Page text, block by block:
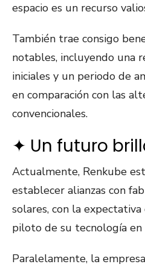
espacio es un recurso
También trae consigo
notables, incluyendo una
iniciales y un periodo de
en comparación con las
convencionales.
✦ Un futuro
Actualmente, Renkube
establecer alianzas con
solares, con la
piloto de su tecnología en
Paralelamente, la